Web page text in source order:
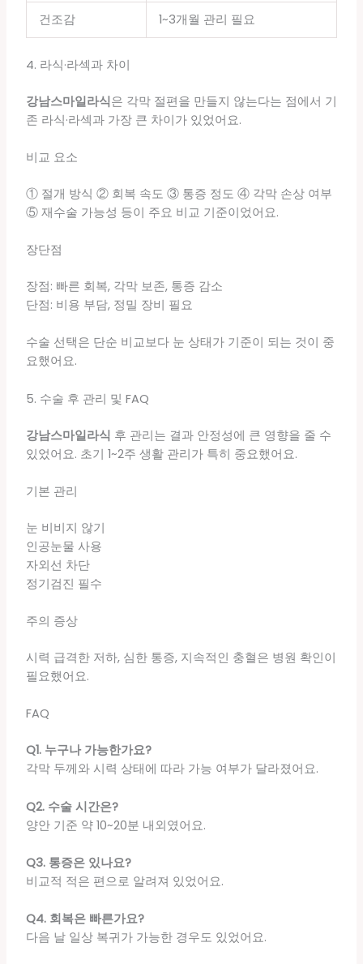
건조감 1~3개월 관리 필요
4. 라식·라섹과 차이
강남스마일라식은 각막 절편을 만들지 않는다는 점에서 기
존 라식·라섹과 가장 큰 차이가 있었어요.
비교 요소
① 절개 방식 ② 회복 속도 ③ 통증 정도 ④ 각막 손상 여부
⑤ 재수술 가능성 등이 주요 비교 기준이었어요.
장단점
장점: 빠른 회복, 각막 보존, 통증 감소
단점: 비용 부담, 정밀 장비 필요
수술 선택은 단순 비교보다 눈 상태가 기준이 되는 것이 중
요했어요.
5. 수술 후 관리 및 FAQ
강남스마일라식 후 관리는 결과 안정성에 큰 영향을 줄 수
있었어요. 초기 1~2주 생활 관리가 특히 중요했어요.
기본 관리
눈 비비지 않기
인공눈물 사용
자외선 차단
정기검진 필수
주의 증상
시력 급격한 저하, 심한 통증, 지속적인 충혈은 병원 확인이
필요했어요.
FAQ
Q1. 누구나 가능한가요?
각막 두께와 시력 상태에 따라 가능 여부가 달라졌어요.
Q2. 수술 시간은?
양안 기준 약 10~20분 내외였어요.
Q3. 통증은 있나요?
비교적 적은 편으로 알려져 있었어요.
Q4. 회복은 빠른가요?
다음 날 일상 복귀가 가능한 경우도 있었어요.